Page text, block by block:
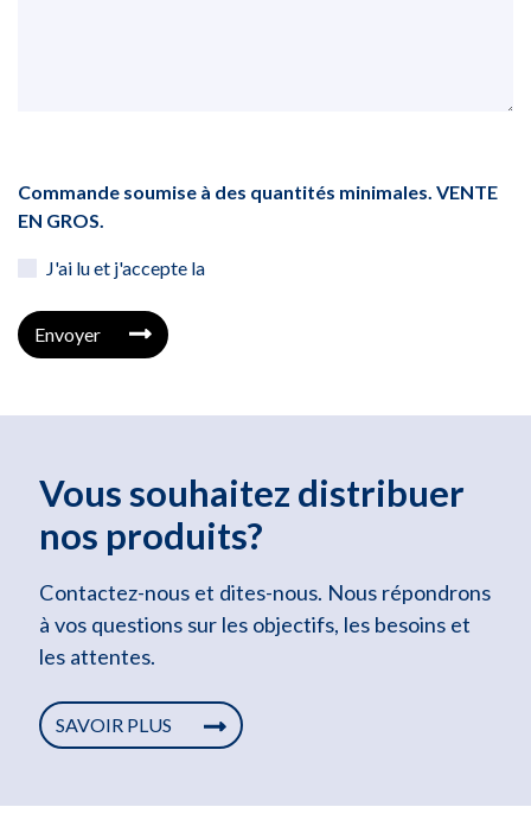
Commande soumise à des quantités minimales. VENTE
EN GROS.
J'ai lu et j'accepte la
Envoyer
Vous souhaitez distribuer
nos produits?
Contactez-nous et dites-nous. Nous répondrons
à vos questions sur les objectifs, les besoins et
les attentes.
SAVOIR PLUS